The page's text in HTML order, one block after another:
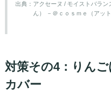
出典： アクセーヌ / モイストバラ
ん） －＠ｃｏｓｍｅ（アッ
対策その4：りん
カバー